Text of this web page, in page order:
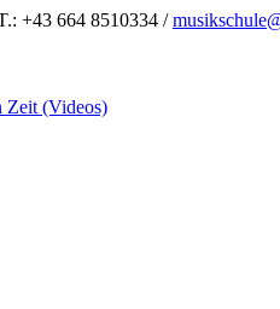
+43 664 8510334 /
Zeit (Videos)